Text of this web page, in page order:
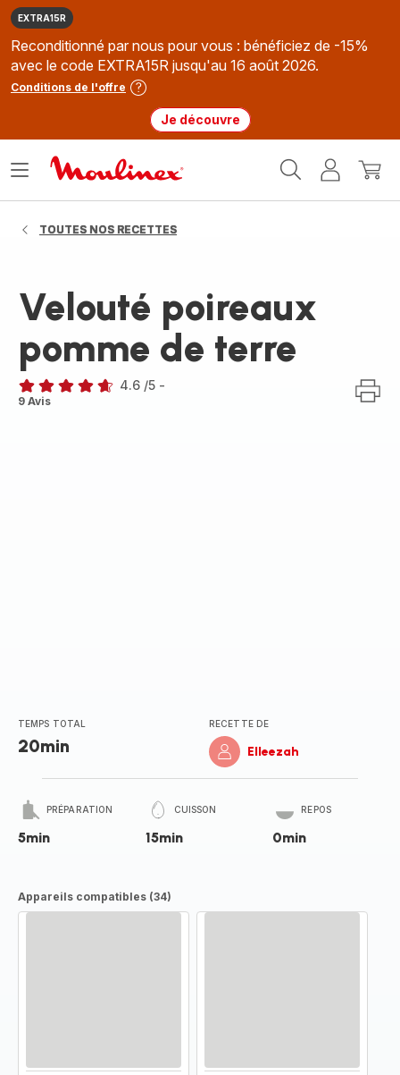
EXTRA15R
Reconditionné par nous pour vous : bénéficiez de -15%
avec le code EXTRA15R jusqu'au 16 août 2026.
Conditions de l'offre
Je découvre
MonMon
Ouvrir
TOUTES NOS RECETTES
Velouté poireaux
pomme de terre
ratings.4.6
4.6 /5 -
9 Avis
TEMPS TOTAL
20min
RECETTE DE
Elleezah
PRÉPARATION
5min
CUISSON
15min
REPOS
0min
Appareils compatibles (34)